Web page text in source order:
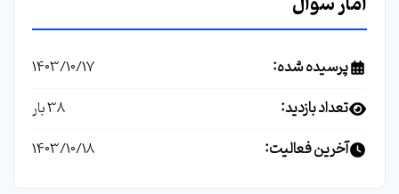
پرسیده شده: 1403/10/17
تعداد بازدید: 38 بار
آخرین فعالیت: 1403/10/18